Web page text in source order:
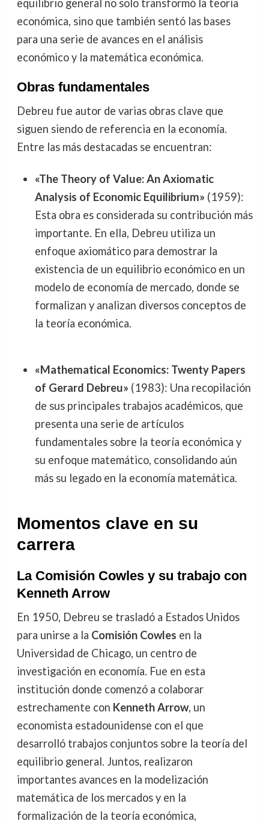
equilibrio general no solo transformó la teoría
económica, sino que también sentó las bases
para una serie de avances en el análisis
económico y la matemática económica.
Obras fundamentales
Debreu fue autor de varias obras clave que
siguen siendo de referencia en la economía.
Entre las más destacadas se encuentran:
«The Theory of Value: An Axiomatic
Analysis of Economic Equilibrium» (1959):
Esta obra es considerada su contribución más
importante. En ella, Debreu utiliza un
enfoque axiomático para demostrar la
existencia de un equilibrio económico en un
modelo de economía de mercado, donde se
formalizan y analizan diversos conceptos de
la teoría económica.
«Mathematical Economics: Twenty Papers
of Gerard Debreu» (1983): Una recopilación
de sus principales trabajos académicos, que
presenta una serie de artículos
fundamentales sobre la teoría económica y
su enfoque matemático, consolidando aún
más su legado en la economía matemática.
Momentos clave en su
carrera
La Comisión Cowles y su trabajo con
Kenneth Arrow
En 1950, Debreu se trasladó a Estados Unidos
para unirse a la Comisión Cowles en la
Universidad de Chicago, un centro de
investigación en economía. Fue en esta
institución donde comenzó a colaborar
estrechamente con Kenneth Arrow, un
economista estadounidense con el que
desarrolló trabajos conjuntos sobre la teoría del
equilibrio general. Juntos, realizaron
importantes avances en la modelización
matemática de los mercados y en la
formalización de la teoría económica,